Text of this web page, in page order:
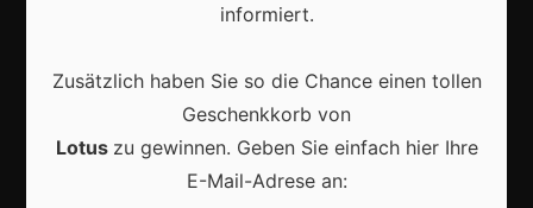
informiert.
Zusätzlich haben Sie so die Chance einen tollen
Geschenkkorb von
Lotus zu gewinnen. Geben Sie einfach hier Ihre
E-Mail-Adrese an: